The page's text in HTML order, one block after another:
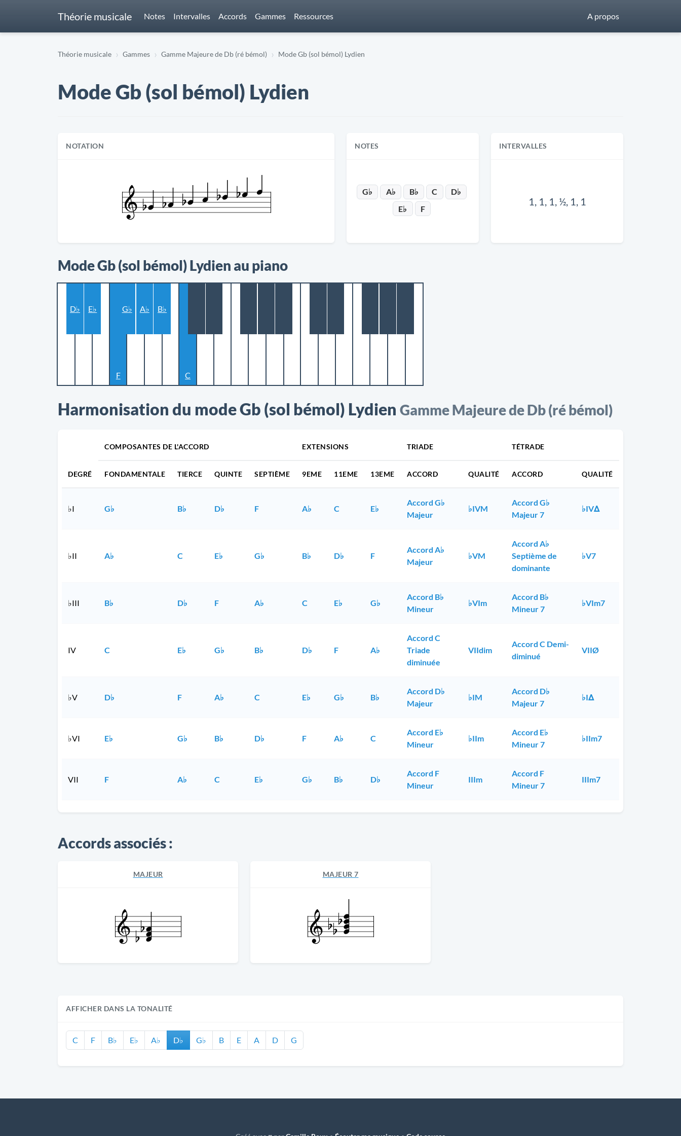
Théorie musicale Notes Intervalles Accords Gammes Ressources A propos
Théorie musicale Gammes Gamme Majeure de Db (ré bémol) Mode Gb (sol bémol) Lydien
Mode Gb (sol bémol) Lydien
NOTATION NOTES
G♭ A♭ B♭ C
D♭
E♭
F
INTERVALLES
1, 1, 1, ½, 1, 1
Mode Gb (sol bémol) Lydien au piano
D♭ E♭
F
G♭ A♭ B♭
C
Harmonisation du mode Gb (sol bémol) Lydien Gamme Majeure de Db (ré bémol)
DEGRÉ
COMPOSANTES DE L'ACCORD EXTENSIONS TRIADE TÉTRADE
FONDAMENTALE TIERCE QUINTE SEPTIÈME 9EME 11EME 13EME ACCORD QUALITÉ ACCORD QUALITÉ
♭I G♭ B♭ D♭ F A♭ C E♭
Accord G♭
Majeur
♭IVM
Accord G♭
Majeur 7
♭IVΔ
♭II A♭ C E♭ G♭ B♭ D♭ F
Accord A♭
Majeur
♭VM
Accord A♭
Septième de
dominante
♭V7
♭III B♭ D♭ F A♭ C E♭ G♭
Accord B♭
Mineur
♭VIm
Accord B♭
Mineur 7
♭VIm7
IV C E♭ G♭ B♭ D♭ F A♭
Accord C
Triade
diminuée
VIIdim
Accord C Demi-
diminué
VIIØ
♭V D♭ F A♭ C E♭ G♭ B♭
Accord D♭
Majeur
♭IM
Accord D♭
Majeur 7
♭IΔ
♭VI E♭ G♭ B♭ D♭ F A♭ C
Accord E♭
Mineur
♭IIm
Accord E♭
Mineur 7
♭IIm7
VII F A♭ C E♭ G♭ B♭ D♭
Accord F
Mineur
IIIm
Accord F
Mineur 7
IIIm7
Accords associés :
MAJEUR MAJEUR 7
AFFICHER DANS LA TONALITÉ
C F B♭ E♭ A♭ D♭ G♭ B E A D G